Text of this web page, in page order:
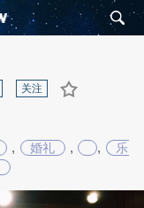
关注
, 婚礼 , ,
乐